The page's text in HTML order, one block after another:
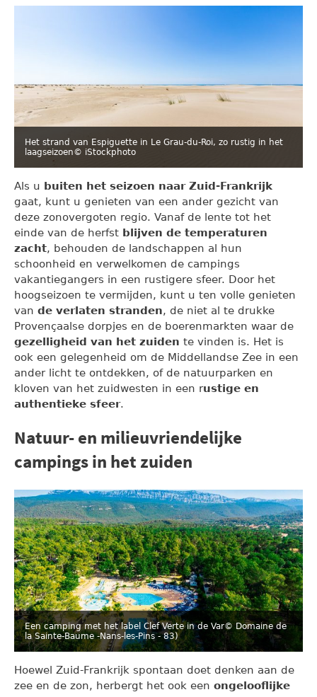
Het strand van Espiguette in Le Grau-du-Roi, zo rustig in het
laagseizoen© iStockphoto
Als u buiten het seizoen naar Zuid-Frankrijk
gaat, kunt u genieten van een ander gezicht van
deze zonovergoten regio. Vanaf de lente tot het
einde van de herfst blijven de temperaturen
zacht, behouden de landschappen al hun
schoonheid en verwelkomen de campings
vakantiegangers in een rustigere sfeer. Door het
hoogseizoen te vermijden, kunt u ten volle genieten
van de verlaten stranden, de niet al te drukke
Provençaalse dorpjes en de boerenmarkten waar de
gezelligheid van het zuiden te vinden is. Het is
ook een gelegenheid om de Middellandse Zee in een
ander licht te ontdekken, of de natuurparken en
kloven van het zuidwesten in een rustige en
authentieke sfeer.
Natuur- en milieuvriendelijke
campings in het zuiden
Een camping met het label Clef Verte in de Var© Domaine de
la Sainte-Baume -Nans-les-Pins - 83)
Hoewel Zuid-Frankrijk spontaan doet denken aan de
zee en de zon, herbergt het ook een ongelooflijke